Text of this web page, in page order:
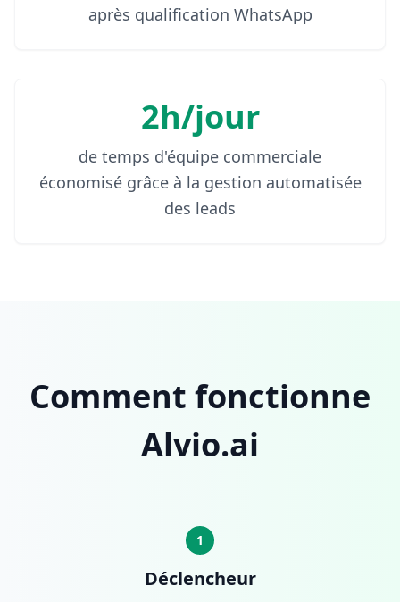
après qualification WhatsApp
2h/jour
de temps d'équipe commerciale
économisé grâce à la gestion automatisée
des leads
Comment fonctionne
Alvio.ai
1
Déclencheur